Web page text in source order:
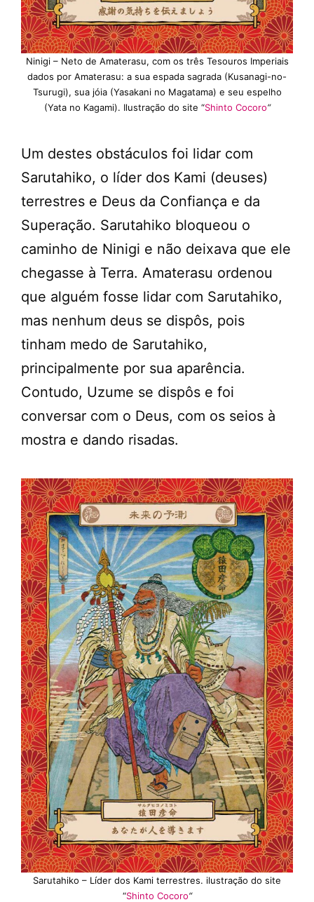
Ninigi – Neto de Amaterasu, com os três Tesouros Imperiais
dados por Amaterasu: a sua espada sagrada (Kusanagi-no-
Tsurugi), sua jóia (Yasakani no Magatama) e seu espelho
(Yata no Kagami). Ilustração do site “Shinto Cocoro“
Um destes obstáculos foi lidar com
Sarutahiko, o líder dos Kami (deuses)
terrestres e Deus da Confiança e da
Superação. Sarutahiko bloqueou o
caminho de Ninigi e não deixava que ele
chegasse à Terra. Amaterasu ordenou
que alguém fosse lidar com Sarutahiko,
mas nenhum deus se dispôs, pois
tinham medo de Sarutahiko,
principalmente por sua aparência.
Contudo, Uzume se dispôs e foi
conversar com o Deus, com os seios à
mostra e dando risadas.
Sarutahiko – Líder dos Kami terrestres. ilustração do site
“Shinto Cocoro“